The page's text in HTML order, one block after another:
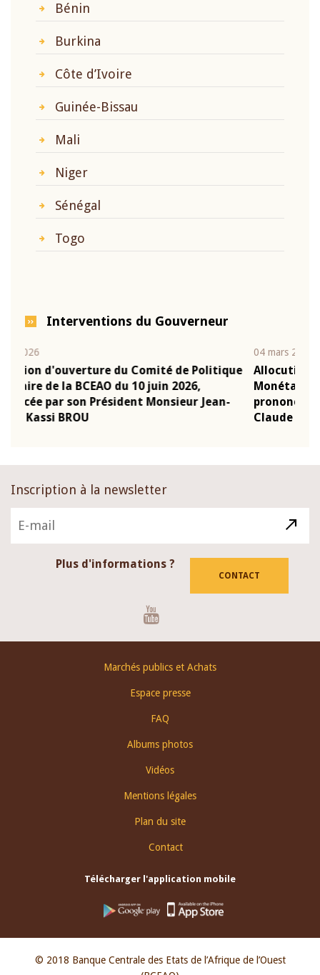
Bénin
Burkina
Côte d’Ivoire
Guinée-Bissau
Mali
Niger
Sénégal
Togo
Interventions du Gouverneur
04 mars 2026
Allocution d'ouverture du Comité de Politique
Monétaire de la BCEAO du 4 mars 2026,
prononcée par son Président Monsieur Jean-
Claude Kassi BROU
Inscription à la newsletter
Plus d'informations ?
CONTACT
Marchés publics et Achats
Espace presse
FAQ
Albums photos
Vidéos
Mentions légales
Plan du site
Contact
Télécharger l'application mobile
© 2018 Banque Centrale des Etats de l’Afrique de l’Ouest